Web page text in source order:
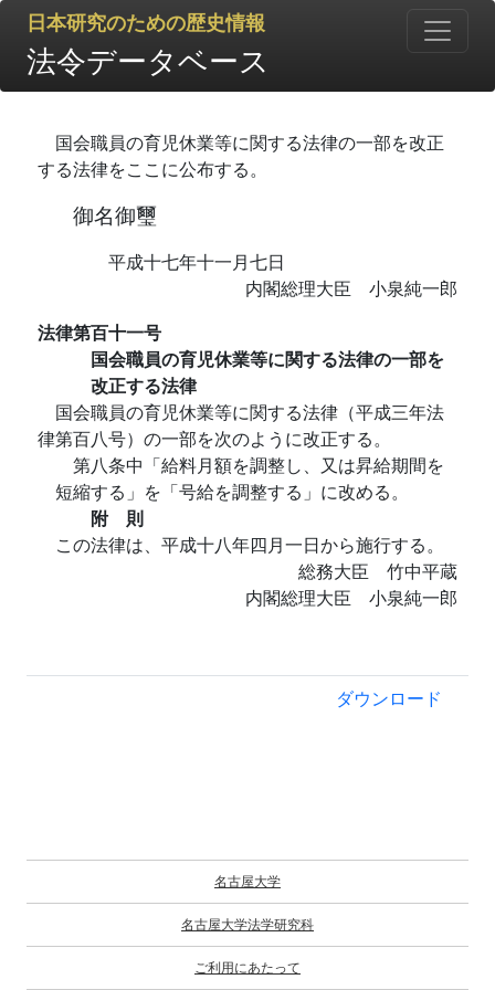
日本研究のための歴史情報
法令データベース
国会職員の育児休業等に関する法律の一部を改正
する法律をここに公布する。
御名御璽
平成十七年十一月七日
内閣総理大臣 小泉純一郎
法律第百十一号
国会職員の育児休業等に関する法律の一部を
改正する法律
国会職員の育児休業等に関する法律（平成三年法
律第百八号）の一部を次のように改正する。
第八条中「給料月額を調整し、又は昇給期間を
短縮する」を「号給を調整する」に改める。
附 則
この法律は、平成十八年四月一日から施行する。
総務大臣 竹中平蔵
内閣総理大臣 小泉純一郎
ダウンロード
名古屋大学
名古屋大学法学研究科
ご利用にあたって